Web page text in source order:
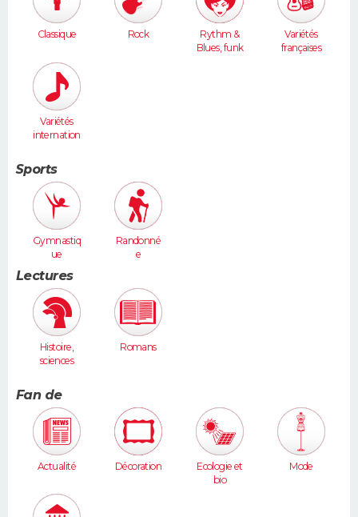
Classique Rock
Rythm &
Blues, funk
Variétés
françaises
Variétés
internation
Sports
Gymnastiq
ue
Randonné
e
Lectures
Histoire,
sciences
Romans
Fan de
Actualité Décoration
Ecologie et
bio
Mode